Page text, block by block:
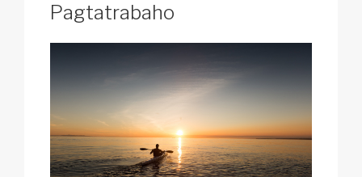
Pagtatrabaho